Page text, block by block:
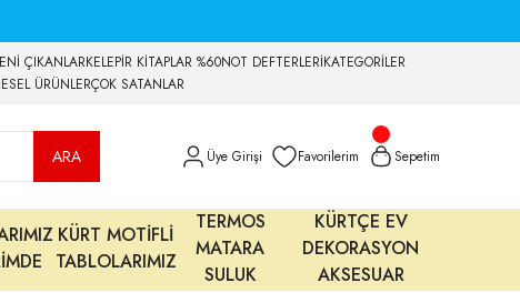
ÇIKANLARKELEPİR KİTAPLAR %60NOT DEFTERLERİKATEGORİLER
ÜRÜNLERÇOK SATANLAR
ARA Üye Girişi Favorilerim Sepetim
KÜRT MOTİFLİ
TABLOLARIMIZ
TERMOS
MATARA
SULUK
KÜRTÇE EV
DEKORASYON
AKSESUAR